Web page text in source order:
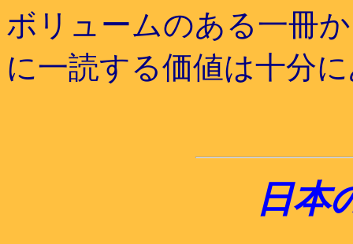
ボリュームのある一冊
に一読する価値は十分
日本